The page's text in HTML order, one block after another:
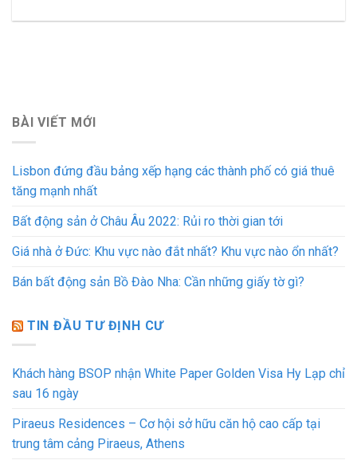
BÀI VIẾT MỚI
Lisbon đứng đầu bảng xếp hạng các thành phố có giá thuê
tăng mạnh nhất
Bất động sản ở Châu Âu 2022: Rủi ro thời gian tới
Giá nhà ở Đức: Khu vực nào đắt nhất? Khu vực nào ổn nhất?
Bán bất động sản Bồ Đào Nha: Cần những giấy tờ gì?
TIN ĐẦU TƯ ĐỊNH CƯ
Khách hàng BSOP nhận White Paper Golden Visa Hy Lạp chỉ
sau 16 ngày
Piraeus Residences – Cơ hội sở hữu căn hộ cao cấp tại
trung tâm cảng Piraeus, Athens